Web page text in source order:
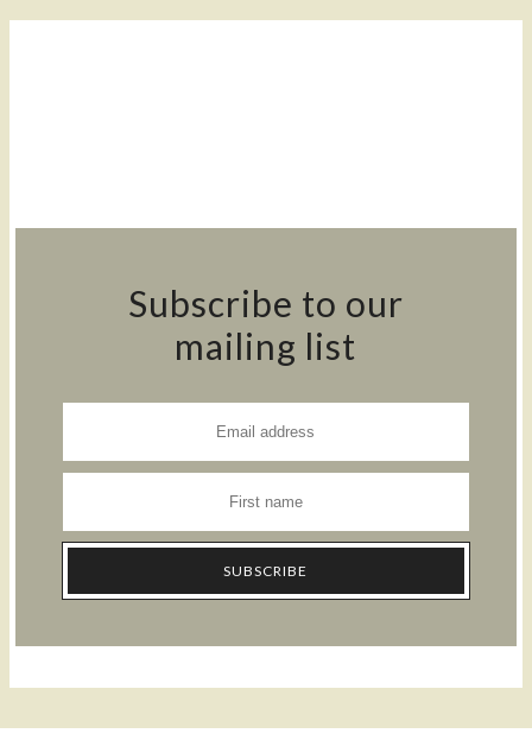
Subscribe to our
mailing list